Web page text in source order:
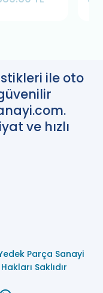
ile oto
ve hızlı
Parça Sanayi
Saklıdır